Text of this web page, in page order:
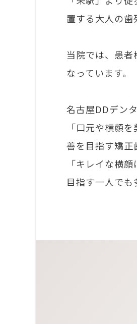
置する大人の歯
当院では、患
なっています。
名古屋DDデン
「口元や横顔
善を目指す矯正
「キレイな横
目指す一人でも